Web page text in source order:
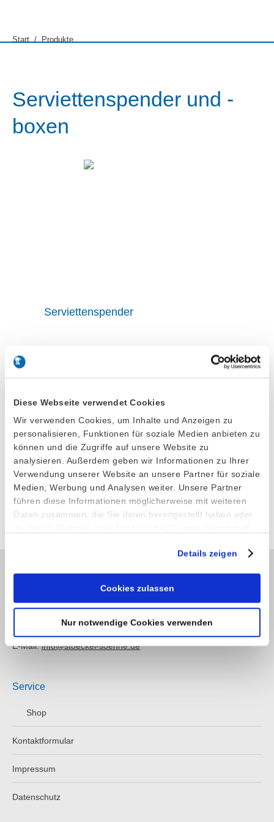
Diese Webseite verwendet Cookies
Wir verwenden Cookies, um Inhalte und Anzeigen zu
personalisieren, Funktionen für soziale Medien anbieten zu
können und die Zugriffe auf unsere Website zu
analysieren. Außerdem geben wir Informationen zu Ihrer
Verwendung unserer Website an unsere Partner für soziale
Medien, Werbung und Analysen weiter. Unsere Partner
führen diese Informationen möglicherweise mit weiteren
Daten zusammen, die Sie ihnen bereitgestellt haben oder
Details zeigen
Cookies zulassen
Nur notwendige Cookies verwenden
Sie befinden sich hier:
Start Produkte
Serviettenspender und -
boxen
Serviettenspender
Serviettenboxen
E-Mail:info@stoeckel-soehne.de
Service
Shop
Kontaktformular
Impressum
Datenschutz